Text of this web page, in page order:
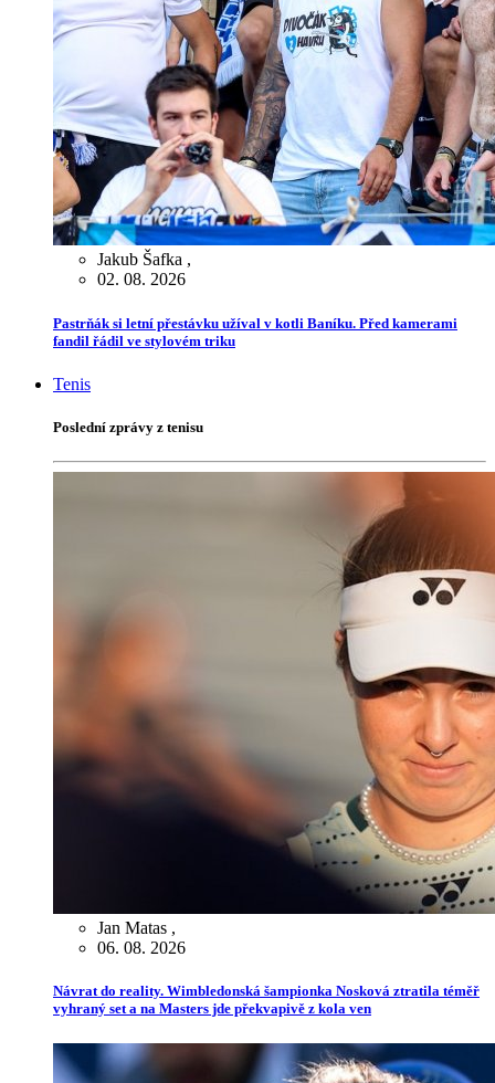
Jakub Šafka ,
02. 08. 2026
Pastrňák si letní přestávku užíval v kotli Baníku. Před kamerami
fandil řádil ve stylovém triku
Tenis
Poslední zprávy z tenisu
Jan Matas ,
06. 08. 2026
Návrat do reality. Wimbledonská šampionka Nosková ztratila téměř
vyhraný set a na Masters jde překvapivě z kola ven